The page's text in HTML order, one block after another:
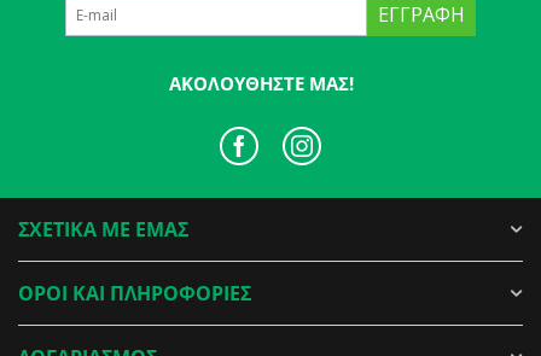
ΕΓΓΡΑΦΉ
ΑΚΟΛΟΥΘΉΣΤΕ ΜΑΣ!
ΣΧΕΤΙΚΑ ΜΕ ΕΜΑΣ
ΟΡΟΙ ΚΑΙ ΠΛΗΡΟΦΟΡΙΕΣ